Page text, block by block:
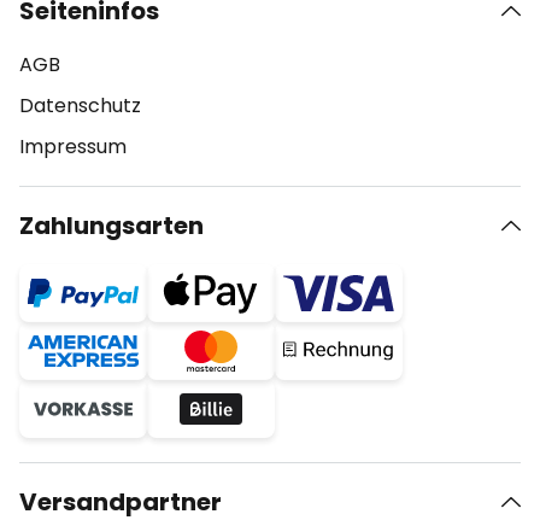
Seiteninfos
AGB
Datenschutz
Impressum
Zahlungsarten
Versandpartner